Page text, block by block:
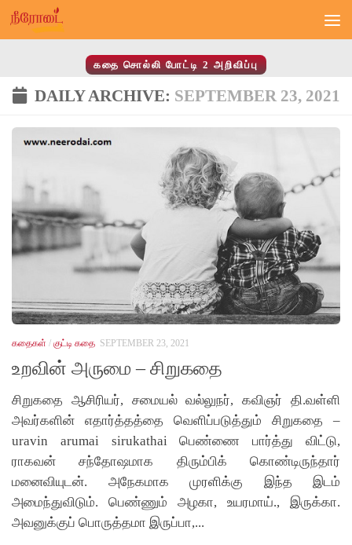
Skip to content
கதை சொல்லி போட்டி 2 அறிவிப்பு
DAILY ARCHIVE: SEPTEMBER 23, 2021
கதைகள் / குட்டி கதை SEPTEMBER 23, 2021
உறவின் அருமை – சிறுகதை
சிறுகதை ஆசிரியர், சமையல் வல்லுநர், கவிஞர் தி.வள்ளி
அவர்களின் எதார்த்தத்தை வெளிப்படுத்தும் சிறுகதை –
uravin arumai sirukathai பெண்ணை பார்த்து விட்டு,
ராகவன் சந்தோஷமாக திரும்பிக் கொண்டிருந்தார்
மனைவியுடன். அநேகமாக முரளிக்கு இந்த இடம்
அமைந்துவிடும். பெண்ணும் அழகா, உயரமாய்., இருக்கா.
அவனுக்குப் பொருத்தமா இருப்பா,...